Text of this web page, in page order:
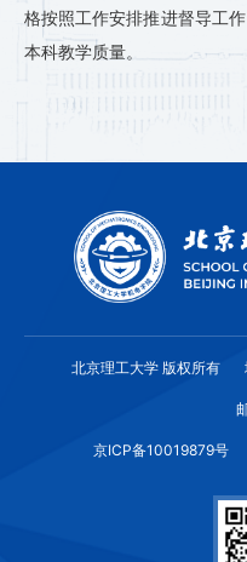
格按照工作安排推进督导工
本科教学质量。
北京理工大学 版权所有
京ICP备10019879号